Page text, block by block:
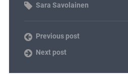
Sara Savolainen
Previous post
Next post